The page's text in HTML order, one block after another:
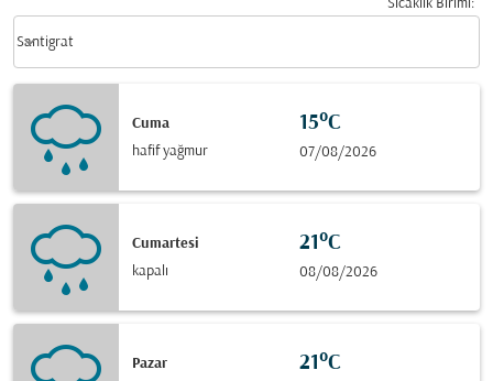
Sıcaklık Birimi:
Santigrat
keyboard_arrow_down
Cuma
hafif yağmur
15°C
07/08/2026
Cumartesi
kapalı
21°C
08/08/2026
Pazar
21°C